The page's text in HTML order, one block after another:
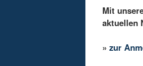
Mit
aktuellen
»zur